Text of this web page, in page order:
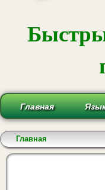
Главная
Вы здесь
Главная